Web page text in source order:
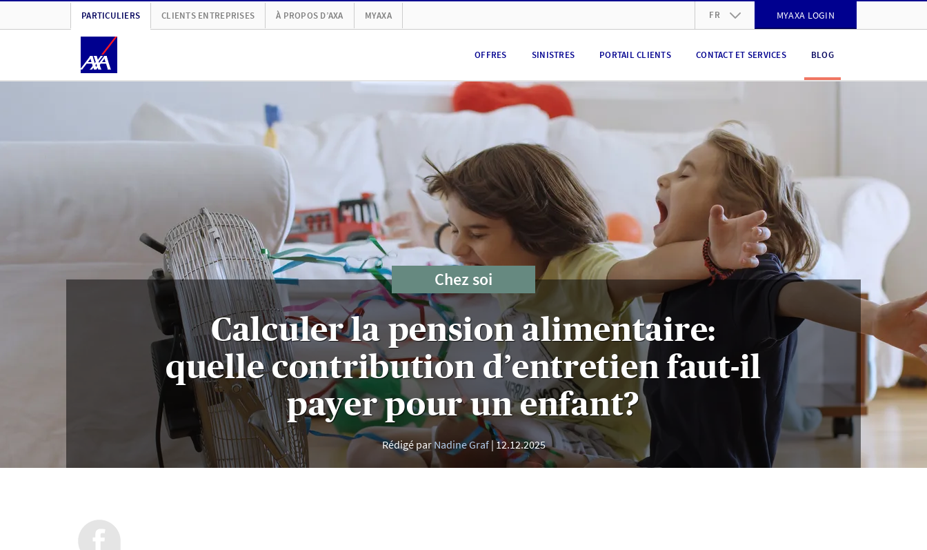
PARTICULIERS CLIENTS ENTREPRISES À PROPOS D’AXA MYAXA FR MYAXA LOGIN
OFFRES SINISTRES PORTAIL CLIENTS CONTACT ET SERVICES BLOG
Chez soi
Calculer la pension alimentaire:
quelle contribution d’entretien faut-il
payer pour un enfant?
Rédigé parNadine Graf 12.12.2025